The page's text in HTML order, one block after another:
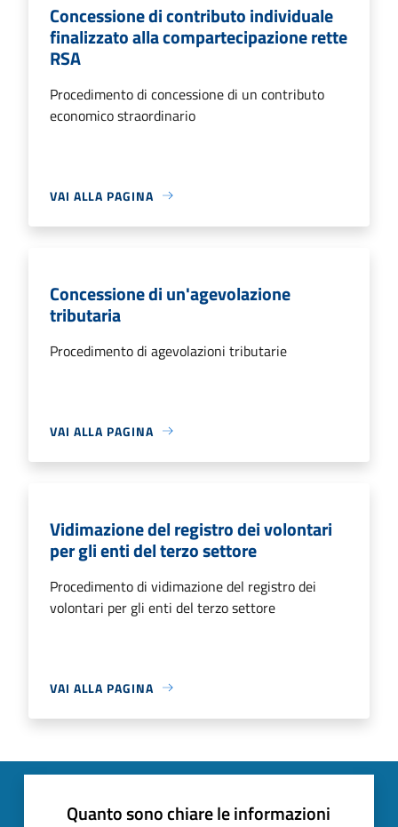
Concessione di contributo individuale
finalizzato alla compartecipazione rette
RSA
Procedimento di concessione di un contributo
economico straordinario
VAI ALLA PAGINA
Concessione di un'agevolazione
tributaria
Procedimento di agevolazioni tributarie
VAI ALLA PAGINA
Vidimazione del registro dei volontari
per gli enti del terzo settore
Procedimento di vidimazione del registro dei
volontari per gli enti del terzo settore
VAI ALLA PAGINA
Quanto sono chiare le informazioni